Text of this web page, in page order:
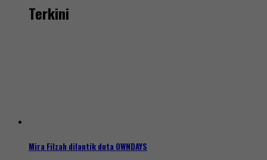
Terkini
Mira Filzah dilantik duta OWNDAYS